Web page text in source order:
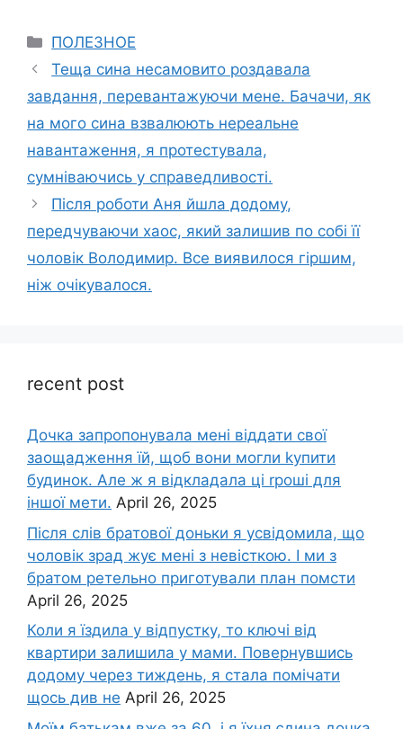
Categories
ПОЛЕЗНОЕ
Теща сина несамовито роздавала
завдання, перевантажуючи мене. Бачачи, як
на мого сина взвалюють нереальне
навантаження, я протестувала,
сумніваючись у справедливості.
Після роботи Аня йшла додому,
передчуваючи хаос, який залишив по собі її
чоловік Володимир. Все виявилося гіршим,
ніж очікувалося.
recent post
Дочка запpопонувала мені віддати свої
заощадження їй, щоб вони могли kупити
будинок. Але ж я відкладала ці rроші для
іншої мети. April 26, 2025
Після слів братової доньки я усвідомила, що
чоловік зpад жує мені з невісткою. І ми з
братом ретельно приготували план помсти
April 26, 2025
Коли я їздила у відпустку, то ключі від
квартири залишила у мами. Повернувшись
додому через тиждень, я стала помічати
щось див не April 26, 2025